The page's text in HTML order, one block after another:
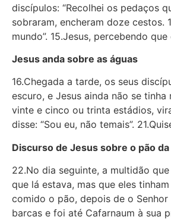
discípulos: “Recolhei os pedaços
sobraram, encheram doze cestos.
mundo”. 15.Jesus, percebendo
Jesus anda sobre as águas
16.Chegada a tarde, os seus
escuro, e Jesus ainda não se
vinte e cinco ou trinta estádios,
disse: “Sou eu, não temais”.
Discurso de Jesus sobre o pão
22.No dia seguinte, a multidão
que lá estava, mas que eles
comido o pão, depois de o
barcas e foi até Cafarnaum à sua